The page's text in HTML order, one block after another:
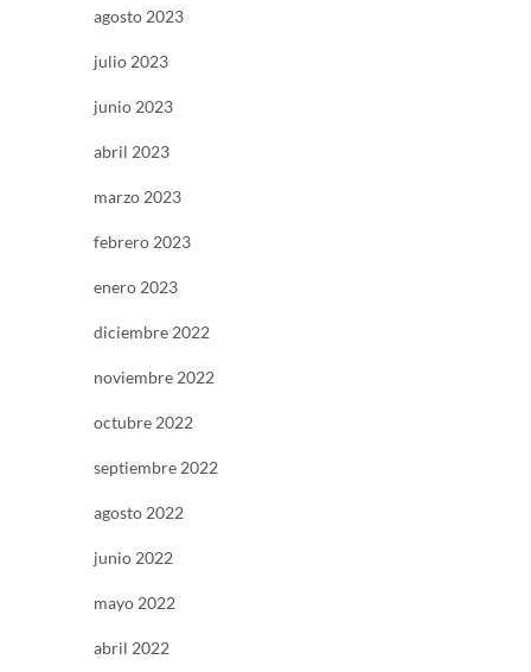
agosto 2023
julio 2023
junio 2023
abril 2023
marzo 2023
febrero 2023
enero 2023
diciembre 2022
noviembre 2022
octubre 2022
septiembre 2022
agosto 2022
junio 2022
mayo 2022
abril 2022